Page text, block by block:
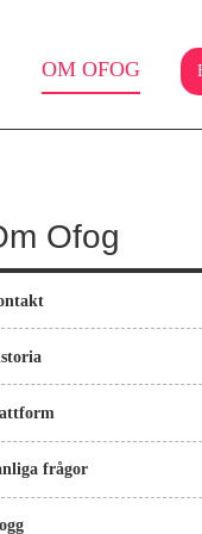
OM OFOG
Ofog
frågor